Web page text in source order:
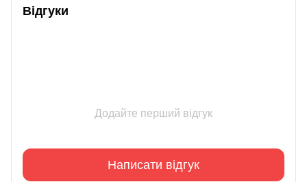
Відгуки
Додайте перший відгук
Написати відгук